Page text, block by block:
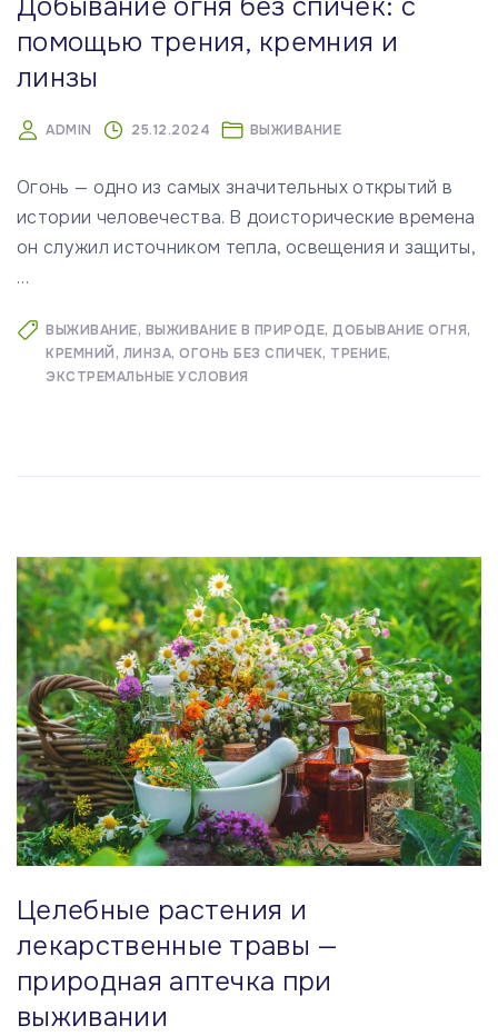
помощью трения, кремния и
линзы
ADMIN 25.12.2024 ВЫЖИВАНИЕ
Огонь — одно из самых значительных открытий в
истории человечества. В доисторические времена
он служил источником тепла, освещения и защиты,
…
ВЫЖИВАНИЕ ВЫЖИВАНИЕ В ПРИРОДЕ ДОБЫВАНИЕ ОГНЯ
КРЕМНИЙ ЛИНЗА ОГОНЬ БЕЗ СПИЧЕК ТРЕНИЕ
ЭКСТРЕМАЛЬНЫЕ УСЛОВИЯ
Целебные растения и
лекарственные травы —
природная аптечка при
выживании